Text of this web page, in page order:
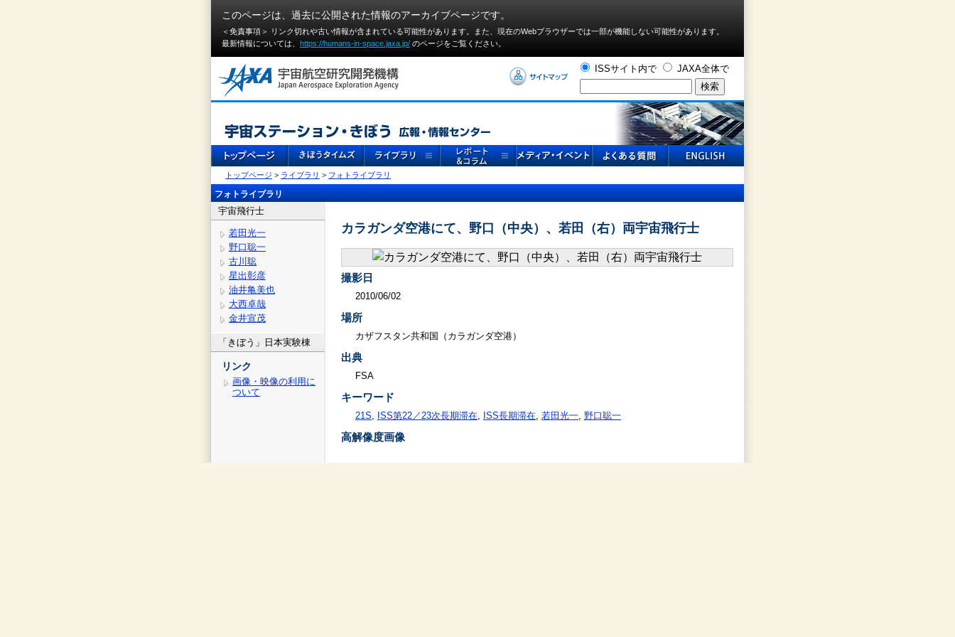
このページは、過去に公開された情報のアーカイブページです。
＜免責事項＞ リンク切れや古い情報が含まれている可能性があります。また、現在のWebブラウザーでは⼀部が機能しない可能性があります。
最新情報については、 https://humans-in-space.jaxa.jp/ のページをご覧ください。
ISSサイト内で JAXA全体で
トップページ > ライブラリ > フォトライブラリ
フォトライブラリ
宇宙飛行士
若田光一
野口聡一
古川聡
星出彰彦
油井亀美也
大西卓哉
金井宣茂
「きぼう」日本実験棟
リンク
画像・映像の利用に
ついて
カラガンダ空港にて、野口（中央）、若田（右）両宇宙飛行士
撮影日
2010/06/02
場所
カザフスタン共和国（カラガンダ空港）
出典
FSA
キーワード
21S, ISS第22／23次長期滞在, ISS長期滞在, 若田光一, 野口聡一
高解像度画像